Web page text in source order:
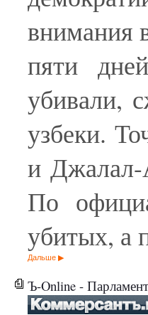
внимания
пяти
убивали,
узбеки.
и Джалал-
По
убитых, а
Дальше
Ъ-Online - Парламент